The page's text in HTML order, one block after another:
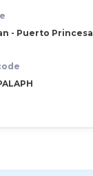
- Puerto Princesa